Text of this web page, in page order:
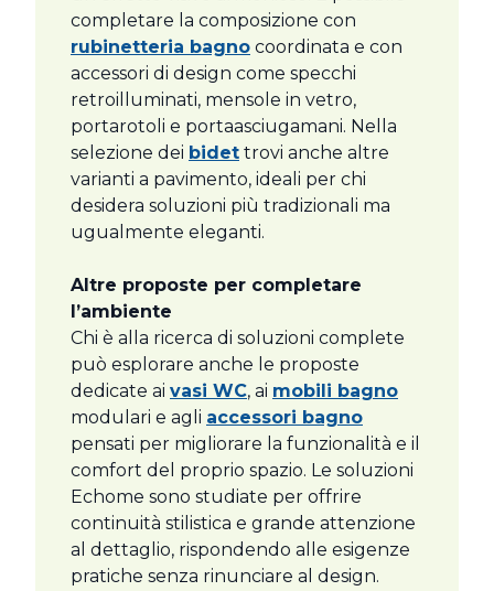
completare la composizione con
rubinetteria bagno coordinata e con
accessori di design come specchi
retroilluminati, mensole in vetro,
portarotoli e portaasciugamani. Nella
selezione dei bidet trovi anche altre
varianti a pavimento, ideali per chi
desidera soluzioni più tradizionali ma
ugualmente eleganti.
Altre proposte per completare
l’ambiente
Chi è alla ricerca di soluzioni complete
può esplorare anche le proposte
dedicate ai vasi WC, ai mobili bagno
modulari e agli accessori bagno
pensati per migliorare la funzionalità e il
comfort del proprio spazio. Le soluzioni
Echome sono studiate per offrire
continuità stilistica e grande attenzione
al dettaglio, rispondendo alle esigenze
pratiche senza rinunciare al design.